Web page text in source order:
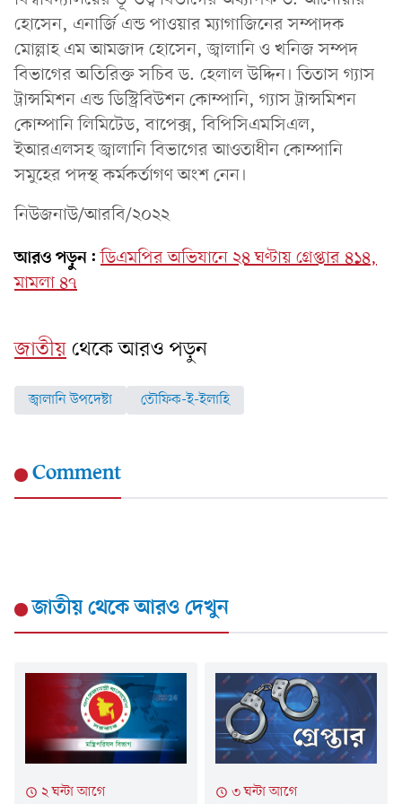
হোসেন, এনার্জি এন্ড পাওয়ার ম্যাগাজিনের সম্পাদক
মোল্লাহ এম আমজাদ হোসেন, জ্বালানি ও খনিজ সম্পদ
বিভাগের অতিরিক্ত সচিব ড. হেলাল উদ্দিন। তিতাস গ্যাস
ট্রান্সমিশন এন্ড ডিস্ট্রিবিউশন কোম্পানি, গ্যাস ট্রান্সমিশন
কোম্পানি লিমিটেড, বাপেক্স, বিপিসিএমসিএল,
ইআরএলসহ জ্বালানি বিভাগের আওতাধীন কোম্পানি
সমুহের পদস্থ কর্মকর্তাগণ অংশ নেন।
নিউজনাউ/আরবি/২০২২
আরও পড়ুন: ডিএমপির অভিযানে ২৪ ঘণ্টায় গ্রেপ্তার ৪১৪,
মামলা ৪৭
জাতীয়থেকে আরও পড়ুন
জ্বালানি উপদেষ্টা তৌফিক-ই-ইলাহি
Comment
জাতীয়থেকে আরও দেখুন
২ ঘন্টা আগে
৩ ঘন্টা আগে